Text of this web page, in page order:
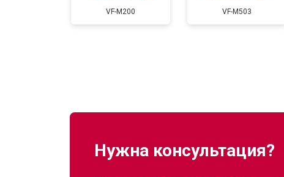
VF-M200 VF-M503
Нужна консультация?